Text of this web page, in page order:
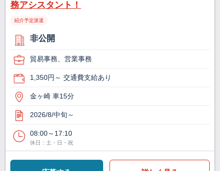
務アシスタント！
紹介予定派遣
非公開
貿易事務、営業事務
1,350円～ 交通費支給あり
金ヶ崎 車15分
2026/8/中旬～
08:00～17:10
休日：土・日・祝